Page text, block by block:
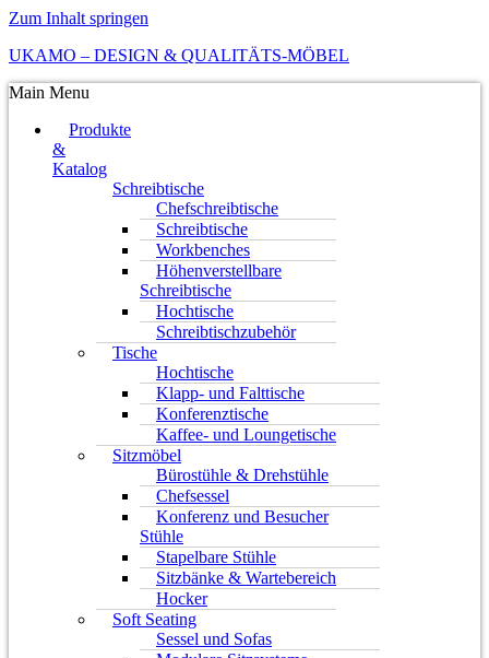
Zum Inhalt springen
UKAMO – DESIGN & QUALITÄTS-MÖBEL
Main Menu
Produkte
&
Katalog
Schreibtische
Chefschreibtische
Schreibtische
Workbenches
Höhenverstellbare
Schreibtische
Hochtische
Schreibtischzubehör
Tische
Hochtische
Klapp- und Falttische
Konferenztische
Kaffee- und Loungetische
Sitzmöbel
Bürostühle & Drehstühle
Chefsessel
Konferenz und Besucher
Stühle
Stapelbare Stühle
Sitzbänke & Wartebereich
Hocker
Soft Seating
Sessel und Sofas